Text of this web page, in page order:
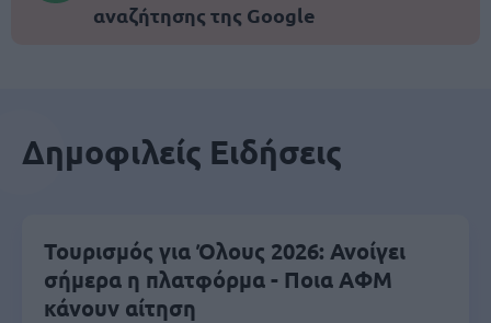
αναζήτησης της Google
Δημοφιλείς Ειδήσεις
Τουρισμός για Όλους 2026: Ανοίγει
σήμερα η πλατφόρμα - Ποια ΑΦΜ
κάνουν αίτηση